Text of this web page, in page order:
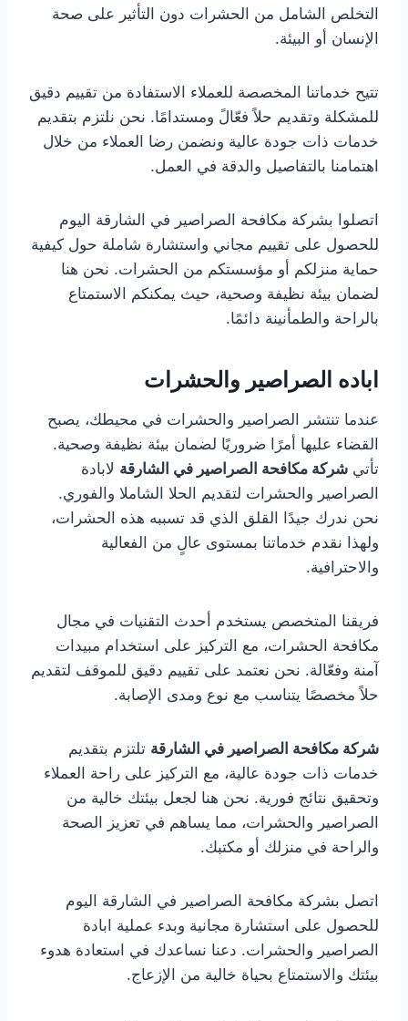
التخلص الشامل من الحشرات دون التأثير على صحة
الإنسان أو البيئة.
تتيح خدماتنا المخصصة للعملاء الاستفادة من تقييم دقيق
للمشكلة وتقديم حلاً فعّالً ومستدامًا. نحن نلتزم بتقديم
خدمات ذات جودة عالية ونضمن رضا العملاء من خلال
اهتمامنا بالتفاصيل والدقة في العمل.
اتصلوا بشركة مكافحة الصراصير في الشارقة اليوم
للحصول على تقييم مجاني واستشارة شاملة حول كيفية
حماية منزلكم أو مؤسستكم من الحشرات. نحن هنا
لضمان بيئة نظيفة وصحية، حيث يمكنكم الاستمتاع
بالراحة والطمأنينة دائمًا.
اباده الصراصير والحشرات
عندما تنتشر الصراصير والحشرات في محيطك، يصبح
القضاء عليها أمرًا ضروريًا لضمان بيئة نظيفة وصحية.
تأتي شركة مكافحة الصراصير في الشارقة لابادة
الصراصير والحشرات لتقديم الحلا الشاملا والفوري.
نحن ندرك جيدًا القلق الذي قد تسببه هذه الحشرات،
ولهذا نقدم خدماتنا بمستوى عالٍ من الفعالية
والاحترافية.
فريقنا المتخصص يستخدم أحدث التقنيات في مجال
مكافحة الحشرات، مع التركيز على استخدام مبيدات
آمنة وفعّالة. نحن نعتمد على تقييم دقيق للموقف لتقديم
حلاً مخصصًا يتناسب مع نوع ومدى الإصابة.
شركة مكافحة الصراصير في الشارقة تلتزم بتقديم
خدمات ذات جودة عالية، مع التركيز على راحة العملاء
وتحقيق نتائج فورية. نحن هنا لجعل بيئتك خالية من
الصراصير والحشرات، مما يساهم في تعزيز الصحة
والراحة في منزلك أو مكتبك.
اتصل بشركة مكافحة الصراصير في الشارقة اليوم
للحصول على استشارة مجانية وبدء عملية ابادة
الصراصير والحشرات. دعنا نساعدك في استعادة هدوء
بيئتك والاستمتاع بحياة خالية من الإزعاج.